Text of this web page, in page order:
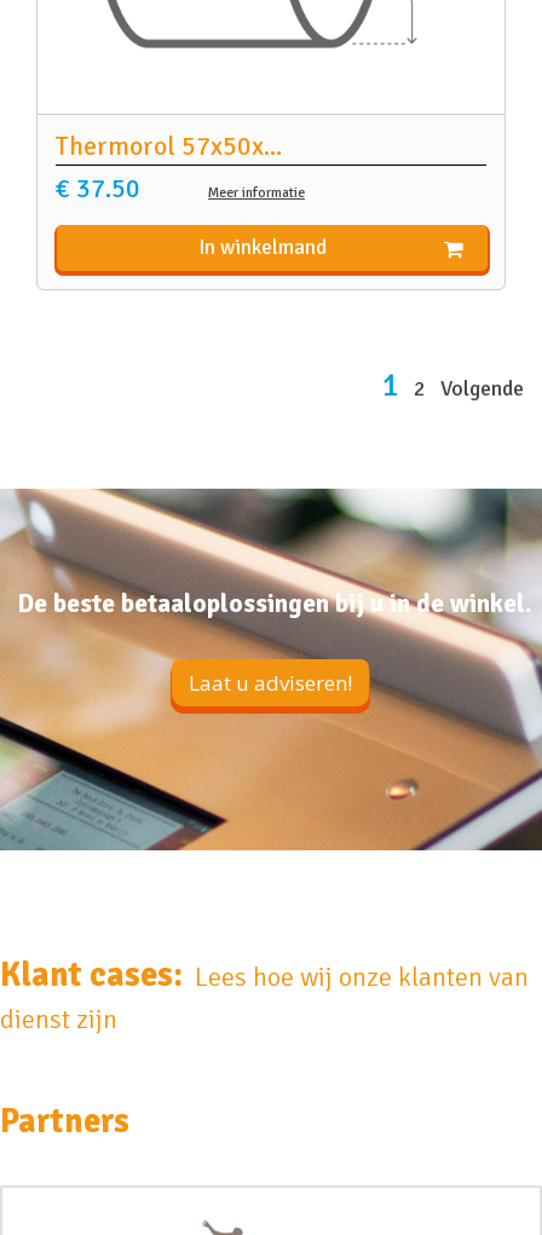
Thermorol 57x50x...
€ 37.50
Meer informatie
In winkelmand
1 2 Volgende
De beste betaaloplossingen bij u in de winkel.
Laat u adviseren!
Klant cases: Lees hoe wij onze klanten van
dienst zijn
Partners